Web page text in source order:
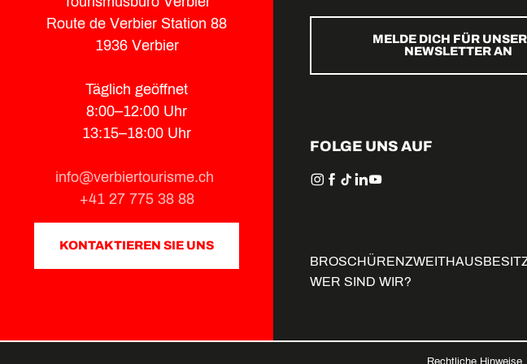
Route de Verbier Station 88
1936 Verbier
Täglich geöffnet
8:00–12:00 Uhr
13:15–18:00 Uhr
info@verbiertourisme.ch
+41 27 775 38 88
KONTAKTIEREN SIE UNS
MELDE DICH FÜR
NEWSLETTER AN
FOLGE UNS AUF
BROSCHÜREN
WER SIND WIR?
Rechtliche Hinweise